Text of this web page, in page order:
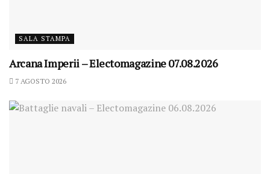
SALA STAMPA
Arcana Imperii – Electomagazine 07.08.2026
7 AGOSTO 2026